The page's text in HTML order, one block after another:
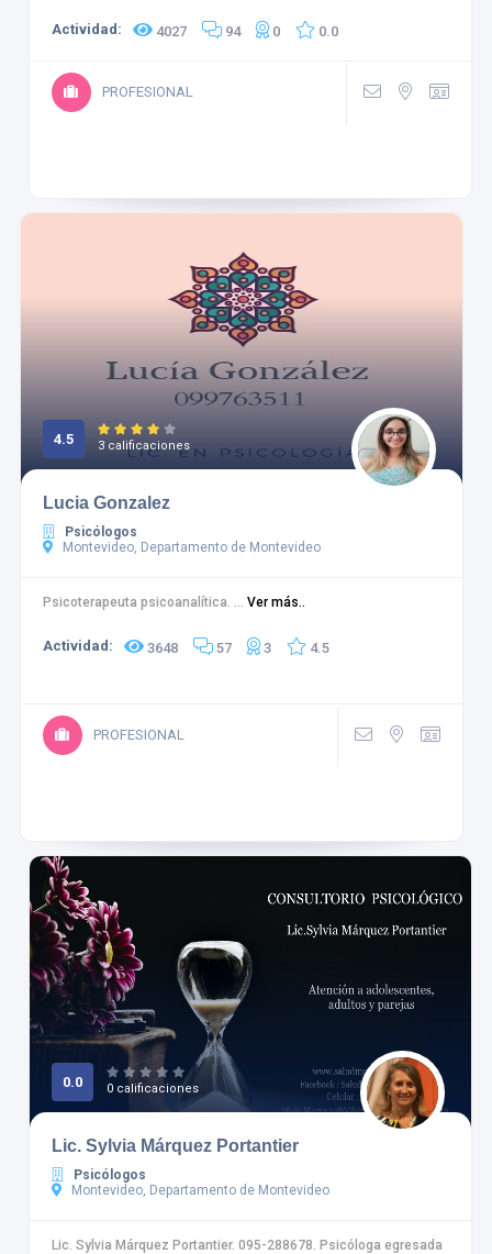
Actividad: 4027 94 0 0.0
PROFESIONAL
4.5 3 calificaciones
Lucia Gonzalez
Psicólogos
Montevideo, Departamento de Montevideo
Psicoterapeuta psicoanalítica. ... Ver más..
Actividad: 3648 57 3 4.5
PROFESIONAL
0.0 0 calificaciones
Lic. Sylvia Márquez Portantier
Psicólogos
Montevideo, Departamento de Montevideo
Lic. Sylvia Márquez Portantier. 095-288678. Psicóloga egresada